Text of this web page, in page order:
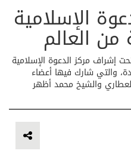
الإسلامية
العالم
إشراف مركز الدعوة الإسلامية
والتي شارك فيها أعضاء
والشيخ محمد أظهر